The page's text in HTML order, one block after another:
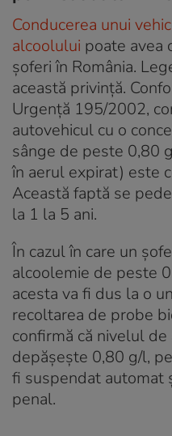
Conducerea unui
alcoolului poate avea
șoferi în România.
această privință.
Urgență 195/2002,
autovehicul cu o
sânge de peste 0,80
în aerul expirat) este
Această faptă se
la 1 la 5 ani.
În cazul în care un
alcoolemie de peste
acesta va fi dus la o
recoltarea de probe
confirmă că nivelul
depășește 0,80 g/l,
fi suspendat automat
penal.